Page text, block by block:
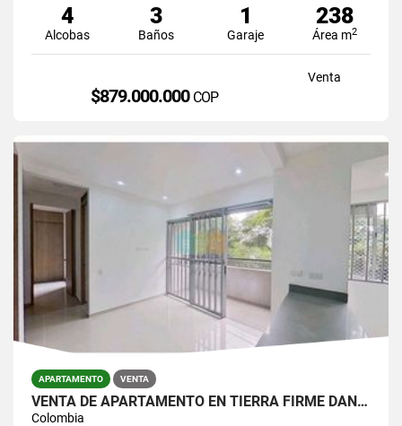
4
Alcobas
3
Baños
1
Garaje
238
Área m2
Venta
$879.000.000 COP
APARTAMENTO VENTA
VENTA DE APARTAMENTO EN TIERRA FIRME DAN GERMAN
Colombia